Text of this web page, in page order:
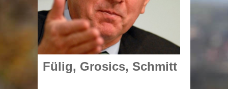
Journal
Fülig, Grosics, Schmitt